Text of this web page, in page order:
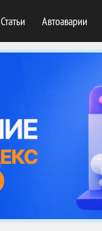
Статьи Автоаварии